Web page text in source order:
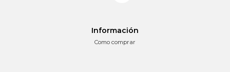
Información
Como comprar